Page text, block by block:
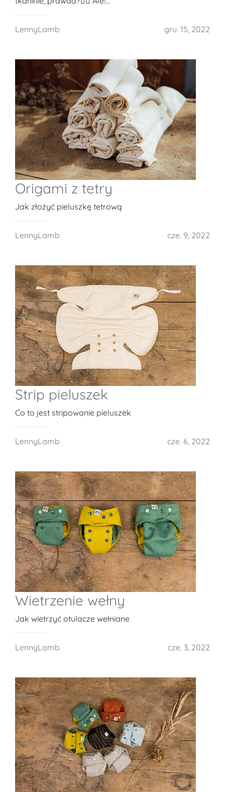
LennyLamb gru. 15, 2022
Origami z tetry
Jak złożyć pieluszkę tetrową
LennyLamb cze. 9, 2022
Strip pieluszek
Co to jest stripowanie pieluszek
LennyLamb cze. 6, 2022
Wietrzenie wełny
Jak wietrzyć otulacze wełniane
LennyLamb cze. 3, 2022